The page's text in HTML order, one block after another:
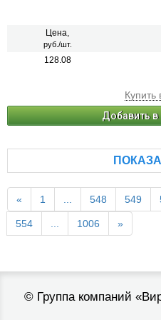
Цена,
руб./шт.
128.08
Купить
Добавить в
« 1 ... 548 549
554 ... 1006 »
© Группа компаний